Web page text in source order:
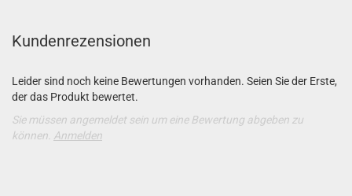
Kundenrezensionen
Leider sind noch keine Bewertungen vorhanden. Seien Sie der Erste,
der das Produkt bewertet.
Sie müssen angemeldet sein um eine Bewertung abgeben zu
können. Anmelden